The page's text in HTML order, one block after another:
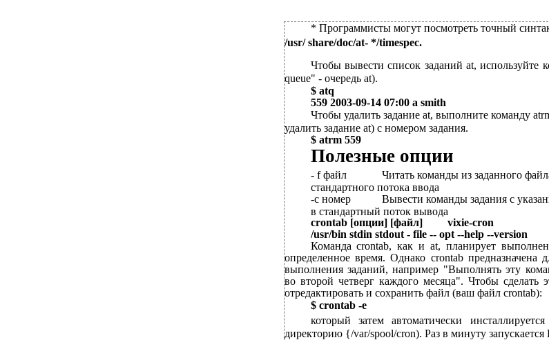
* Программисты могут посмотреть точный
/usr/ share/doc/at- */timespec.
Чтобы вывести список заданий at, используйте
queue" - очередь at).
$ atq
559 2003-09-14 07:00 a smith
Чтобы удалить задание at, выполните команду
удалить задание at) с номером задания.
$ atrm 559
Полезные опции
- f файл
Читать команды из заданного
стандартного потока ввода
-с номер
Вывести команды задания с
в стандартный поток вывода
crontab [опции] [файл]
vixie-cron
/usr/bin stdin stdout - file -- opt --help --version
Команда crontab, как и at, планирует
определенное время. Однако crontab предназначена
выполнения заданий, например "Выполнять эту
во второй четверг каждого месяца". Чтобы сделать
отредактировать и сохранить файл (ваш файл crontab):
$ crontab -e
который затем автоматически
директорию {/var/spool/cron). Раз в минуту запускается